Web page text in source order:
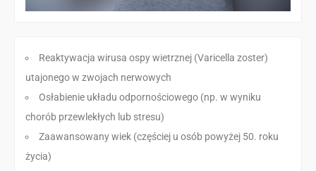
Reaktywacja wirusa ospy wietrznej (Varicella zoster)
utajonego w zwojach nerwowych
Osłabienie układu odpornościowego (np. w wyniku
chorób przewlekłych lub stresu)
Zaawansowany wiek (częściej u osób powyżej 50. roku
życia)